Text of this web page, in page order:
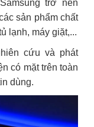
trở nên
sản phẩm chất
lạnh, máy giặt,...
cứu và phát
có mặt trên toàn
dùng.